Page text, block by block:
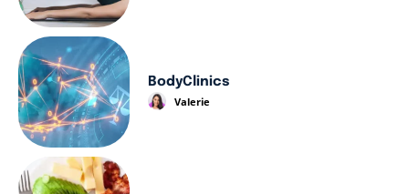
BodyClinics
Valerie